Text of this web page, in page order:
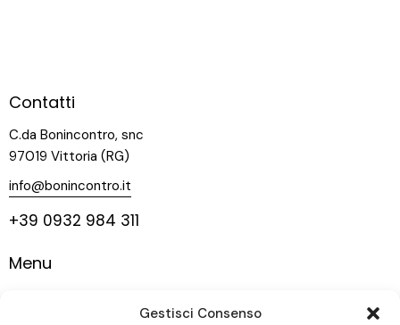
Gestisci Consenso
Contatti
C.da Bonincontro, snc
97019 Vittoria (RG)
info@bonincontro.it
+39 0932 984 311
Menu